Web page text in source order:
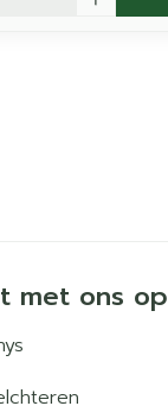
met ons op